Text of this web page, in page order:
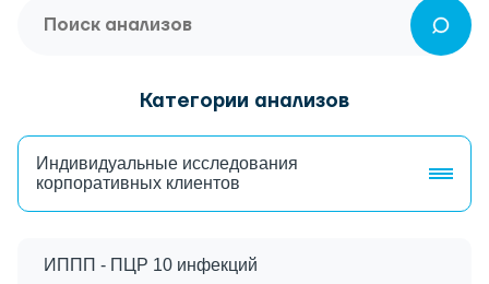
Категории анализов
Индивидуальные исследования
корпоративных клиентов
ИППП - ПЦР 10 инфекций